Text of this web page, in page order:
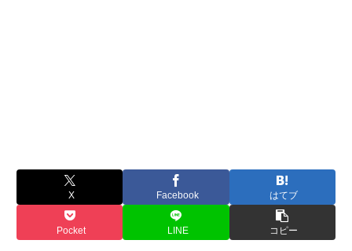
X Facebook はてブ
Pocket LINE コピー